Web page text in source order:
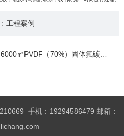
工程案例
㎡PVDF（70%）固体氟碳涂料
手机：19294586479 邮箱：